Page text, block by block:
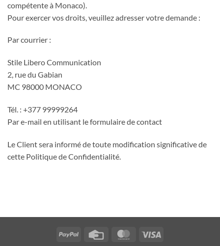
compétente à Monaco).
Pour exercer vos droits, veuillez adresser votre demande :
Par courrier :
Stile Libero Communication
2, rue du Gabian
MC 98000 MONACO
Tél. : +377 99999264
Par e-mail en utilisant le formulaire de contact
Le Client sera informé de toute modification significative de
cette Politique de Confidentialité.
PayPal
Credit
MasterCard